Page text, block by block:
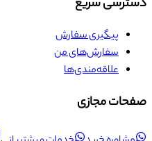
دسترسی سریع
پیگیری سفارش
سفارش‌های من
علاقه‌مندی‌ها
صفحات مجازی